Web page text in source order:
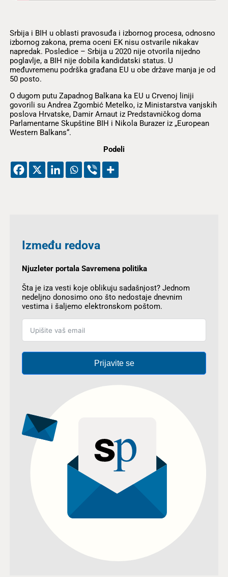
Srbija i BIH u oblasti pravosuđa i izbornog procesa, odnosno
izbornog zakona, prema oceni EK nisu ostvarile nikakav
napredak. Posledice – Srbija u 2020 nije otvorila nijedno
poglavlje, a BIH nije dobila kandidatski status. U
međuvremenu podrška građana EU u obe države manja je od
50 posto.
O dugom putu Zapadnog Balkana ka EU u Crvenoj liniji
govorili su Andrea Zgombić Metelko, iz Ministarstva vanjskih
poslova Hrvatske, Damir Arnaut iz Predstavničkog doma
Parlamentarne Skupštine BIH i Nikola Burazer iz „European
Western Balkans“.
Podeli
Između redova
Njuzleter portala Savremena politika
Šta je iza vesti koje oblikuju sadašnjost? Jednom
nedeljno donosimo ono što nedostaje dnevnim
vestima i šaljemo elektronskom poštom.
Prijavite se